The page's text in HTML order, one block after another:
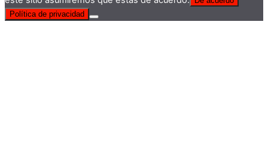
Política de privacidad